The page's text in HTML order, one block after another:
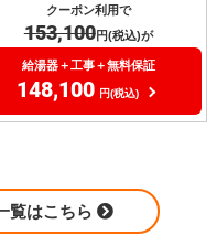
クーポン利用で
153,100円(税込)が
給湯器＋工事＋無料保証
148,100 円(税込)
覧はこちら